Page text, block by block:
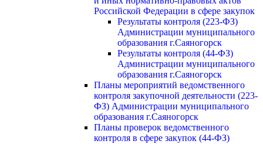
Российской Федерации в сфере закупок
Результаты контроля (223-ФЗ)
Администрации муниципального
образования г.Саяногорск
Результаты контроля (44-ФЗ)
Администрации муниципального
образования г.Саяногорск
Планы мероприятий ведомственного
контроля закупочной деятельности (223-
ФЗ) Администрации муниципального
образования г.Саяногорск
Планы проверок ведомственного
контроля в сфере закупок (44-ФЗ)